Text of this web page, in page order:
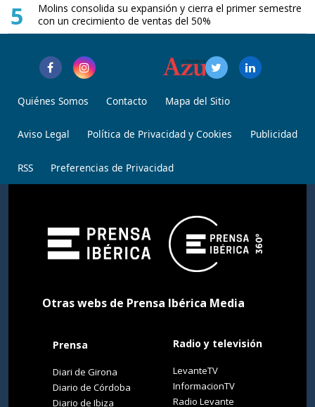
5
Molins consolida su expansión y cierra el primer semestre
con un crecimiento de ventas del 50%
Quiénes Somos Contacto Mapa del Sitio
Aviso Legal Política de Privacidad y Cookies Publicidad
RSS Preferencias de Privacidad
Otras webs de Prensa Ibérica Media
Prensa
Diari de Girona
Diario de Córdoba
Diario de Ibiza
Radio y televisión
LevanteTV
InformacionTV
Radio Levante